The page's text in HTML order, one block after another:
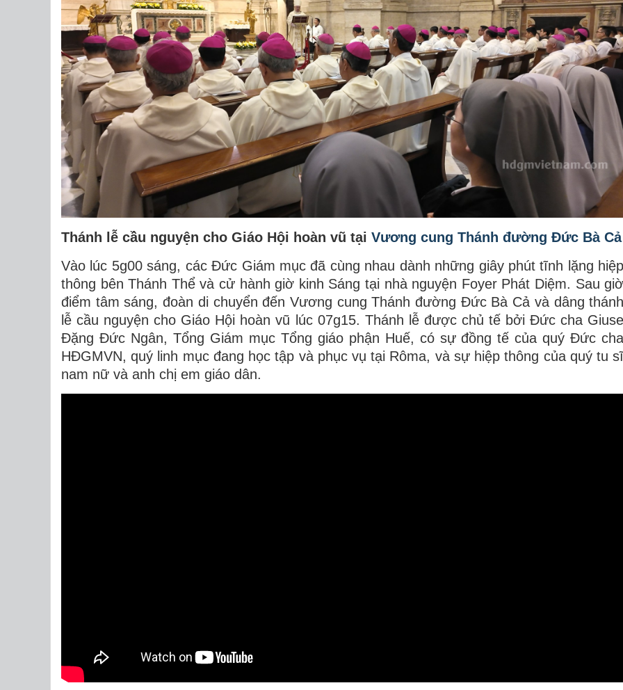
Thánh lễ cầu nguyện cho Giáo Hội hoàn vũ tại Vương cung Thánh đường Đức Bà Cả
Vào lúc 5g00 sáng, các Đức Giám mục đã cùng nhau dành những giây phút tĩnh lặng
thông bên Thánh Thể và cử hành giờ kinh Sáng tại nhà nguyện Foyer Phát Diệm. Sau
điểm tâm sáng, đoàn di chuyển đến Vương cung Thánh đường Đức Bà Cả và dâng
lễ cầu nguyện cho Giáo Hội hoàn vũ lúc 07g15. Thánh lễ được chủ tế bởi Đức cha
Đặng Đức Ngân, Tổng Giám mục Tổng giáo phận Huế, có sự đồng tế của quý Đức
HĐGMVN, quý linh mục đang học tập và phục vụ tại Rôma, và sự hiệp thông của quý tu
nam nữ và anh chị em giáo dân.